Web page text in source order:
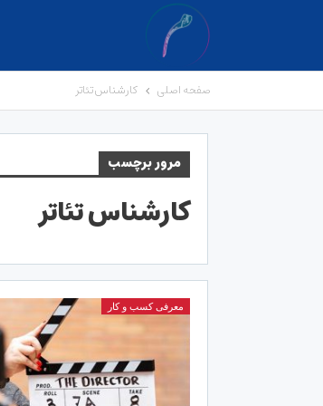
صفحه اصلی کارشناس تئاتر
مرور برچسب
کارشناس تئاتر
معرفی کسب و کار